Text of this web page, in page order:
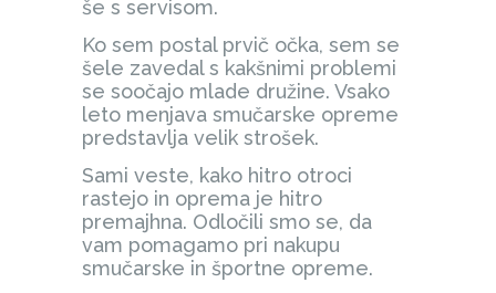
še s servisom.
Ko sem postal prvič očka, sem se
šele zavedal s kakšnimi problemi
se soočajo mlade družine. Vsako
leto menjava smučarske opreme
predstavlja velik strošek.
Sami veste, kako hitro otroci
rastejo in oprema je hitro
premajhna. Odločili smo se, da
vam pomagamo pri nakupu
smučarske in športne opreme.